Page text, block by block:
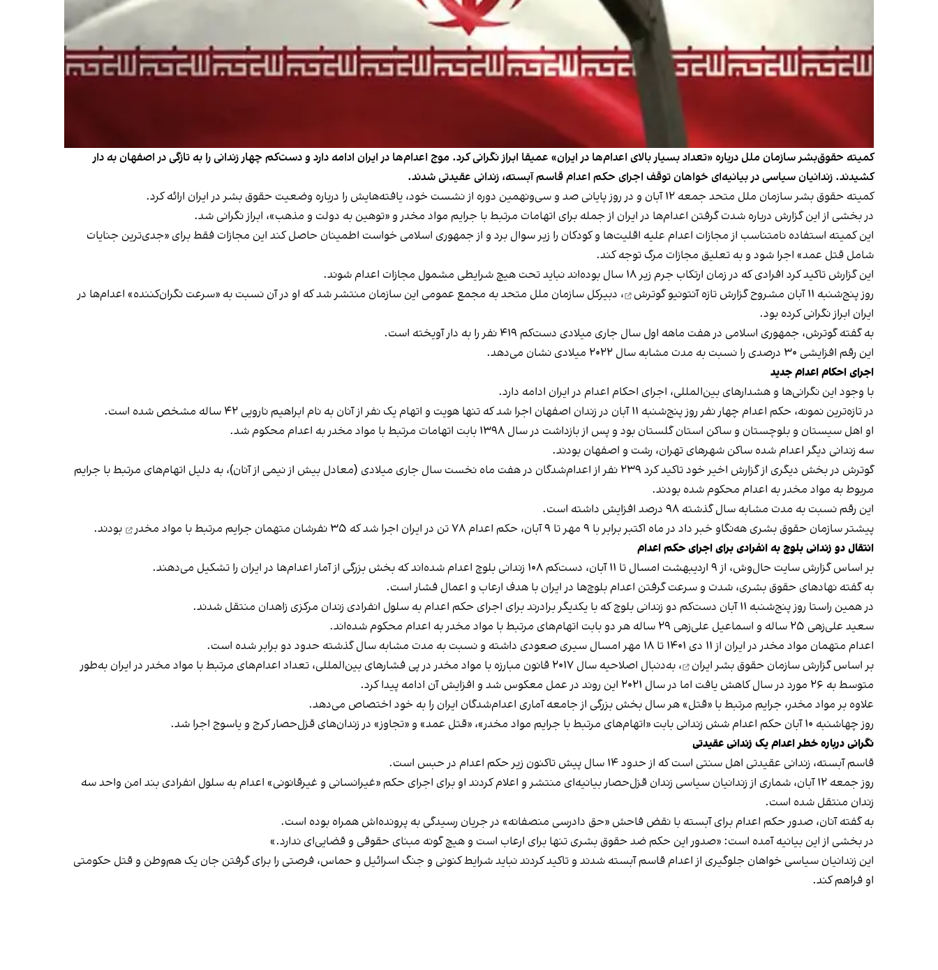
کمیته حقوق‌بشر سازمان ملل درباره «تعداد بسیار بالای اعدام‌ها در ایران» عمیقا ابراز نگرانی کرد. موج اعدام‌ها در ایران ادامه دارد و دست‌کم چهار زندانی را به تازگی در اصفهان به دار
کشیدند. زندانیان سیاسی در بیانیه‌ای خواهان توقف اجرای حکم اعدام قاسم آبسته، زندانی عقیدتی شدند.
کمیته حقوق‌ بشر سازمان ملل متحد جمعه ۱۲ آبان و در روز پایانی صد و سی‌ونهمین دوره از نشست خود، یافته‌هایش را درباره وضعیت حقوق بشر در ایران ارائه کرد.
در بخشی از این گزارش درباره شدت گرفتن اعدام‌ها در ایران از جمله برای اتهامات مرتبط با جرایم مواد مخدر و «توهین به دولت و مذهب»، ابراز نگرانی شد.
این کمیته استفاده نامتناسب از مجازات اعدام علیه اقلیت‌ها و کودکان را زیر سوال برد و از جمهوری اسلامی خواست اطمینان حاصل کند این مجازات فقط برای «جدی‌ترین جنایات
شامل قتل عمد» اجرا شود و به تعلیق مجازات مرگ توجه کند.
این گزارش تاکید کرد افرادی که در زمان ارتکاب جرم زیر ۱۸ سال بوده‌اند نباید تحت هیچ شرایطی مشمول مجازات اعدام شوند.
روز پنج‌شنبه ۱۱ آبان مشروح
گزارش تازه آنتونیو گوترش
، دبیرکل سازمان ملل متحد به مجمع عمومی این سازمان منتشر شد که او در آن نسبت به «سرعت نگران‌کننده» اعدام‌ها در
ایران ابراز نگرانی کرده بود.
به گفته گوترش، جمهوری اسلامی در هفت ماهه اول سال جاری میلادی دست‌کم ۴۱۹ نفر را به دار آویخته است.
این رقم افزایشی ۳۰ درصدی را نسبت به مدت مشابه سال ۲۰۲۲ میلادی نشان می‌دهد.
اجرای احکام اعدام جدید
با وجود این نگرانی‌ها و هشدارهای بین‌المللی، اجرای احکام اعدام در ایران ادامه دارد.
در تازه‌ترین نمونه، حکم اعدام چهار نفر روز پنج‌شنبه ۱۱ آبان در زندان اصفهان اجرا شد که تنها هویت و اتهام یک نفر از آنان به نام ابراهیم نارویی ۴۲ ساله مشخص شده است.
او اهل سیستان و بلوچستان و ساکن استان گلستان بود و پس از بازداشت در سال ۱۳۹۸ بابت اتهامات مرتبط با مواد مخدر به اعدام محکوم شد.
سه زندانی دیگر اعدام شده ساکن شهرهای تهران، رشت و اصفهان بودند.
گوترش در بخش دیگری از گزارش اخیر خود تاکید کرد ۲۳۹ نفر از اعدام‌شدگان در هفت ماه نخست سال جاری میلادی (معادل بیش از نیمی از آنان)، به دلیل اتهام‌های مرتبط با جرایم
مربوط به مواد مخدر به اعدام محکوم شده بودند.
این رقم نسبت به مدت مشابه سال گذشته ۹۸ درصد افزایش داشته است.
پیشتر سازمان حقوق بشری هه‌نگاو خبر داد در ماه اکتبر برابر با ۹ مهر تا ۹ آبان، حکم اعدام ۷۸ تن در ایران اجرا شد که ۳۵ نفرشان متهمان
جرایم مرتبط با مواد مخدر
بودند.
انتقال دو زندانی بلوچ به انفرادی برای اجرای حکم اعدام
بر اساس گزارش سایت حال‌وش، از ۹ اردیبهشت امسال تا ۱۱ آبان، دست‌کم ۱۰۸ زندانی بلوچ اعدام شده‌اند که بخش بزرگی از آمار اعدام‌ها در ایران را تشکیل می‌دهند.
به گفته نهادهای حقوق بشری، شدت و سرعت گرفتن اعدام بلوچ‌ها در ایران با هدف ارعاب و اعمال فشار است.
در همین راستا روز پنج‌شنبه ۱۱ آبان دست‌کم دو زندانی بلوچ که با یکدیگر برادرند برای اجرای حکم اعدام به سلول انفرادی زندان مرکزی زاهدان منتقل شدند.
سعید علی‌‌زهی ۲۵ ساله و اسماعیل علی‌زهی ۲۹ ساله هر دو بابت اتهام‌های مرتبط با مواد مخدر به اعدام محکوم شده‌اند.
اعدام متهمان مواد مخدر در ایران از ۱۱ دی ۱۴۰۱ تا ۱۸ مهر امسال سیری صعودی داشته و نسبت به مدت مشابه سال گذشته حدود دو برابر شده است.
بر اساس گزارش سازمان حقوق بشر ایران
، به‌دنبال اصلاحیه سال ۲۰۱۷ قانون مبارزه با مواد مخدر در پی فشارهای بین‌المللی، تعداد اعدام‌های مرتبط با مواد مخدر در ایران به‌طور
متوسط به ۲۶ مورد در سال کاهش یافت اما در سال ۲۰۲۱ این روند در عمل معکوس شد و افزایش آن ادامه پیدا کرد.
علاوه بر مواد مخدر، جرایم مرتبط با «قتل» هر سال بخش بزرگی از جامعه آماری اعدام‌شدگان ایران را به خود اختصاص می‌دهد.
روز چهاشنبه ١٠ آبان حکم اعدام شش زندانی بابت «اتهام‌های مرتبط با جرایم مواد مخدر»، «قتل عمد» و «تجاوز» در زندان‌های قزل‌حصار کرج و یاسوج اجرا شد.
نگرانی درباره خطر اعدام یک زندانی عقیدتی
قاسم آبسته، زندانی عقیدتی اهل سنتی است که از حدود ۱۴ سال پیش تاکنون زیر حکم اعدام در حبس است.
روز جمعه ۱۲ آبان، شماری از زندانیان سیاسی زندان قزل‌حصار بیانیه‌‌ای منتشر و اعلام کردند او برای اجرای حکم «غیر‌انسانی و غیر‌قانونی» اعدام به سلول انفرادی بند امن واحد سه
زندان منتقل شده است.
به گفته آنان، صدور حکم اعدام برای آبسته با نقض فاحش «حق دادرسی منصفانه» در جریان رسیدگی به پرونده‌اش همراه بوده است.
در بخشی از این بیانیه آمده است: «صدور این حکم ضد حقوق بشری تنها برای ارعاب است و هیچ‌ گونه مبنای حقوقی و قضایی‌ای ندارد.»
این زندانیان سیاسی خواهان جلوگیری از اعدام قاسم آبسته شدند و تاکید کردند نباید شرایط کنونی و جنگ اسرائیل و حماس، فرصتی را برای گرفتن جان یک هم‌وطن و قتل حکومتی
او فراهم کند.